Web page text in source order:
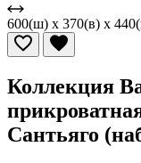
600(ш) x 370(в) x
Коллекция
Сантьяго